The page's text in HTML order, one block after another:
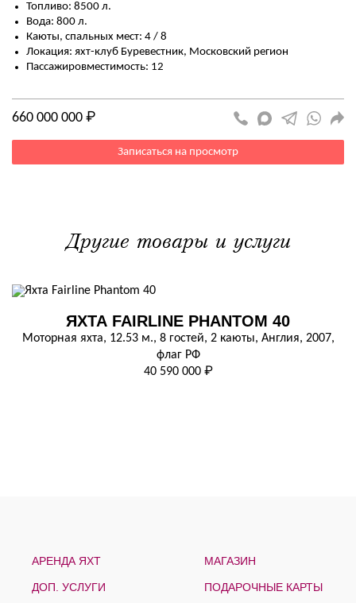
Топливо: 8500 л.
Вода: 800 л.
Каюты, спальных мест: 4 / 8
Локация: яхт-клуб Буревестник, Московский регион
Пассажировместимость: 12
660 000 000 ₽
Записаться на просмотр
Другие товары и услуги
ЯХТА FAIRLINE PHANTOM 40
Моторная яхта, 12.53 м., 8 гостей, 2 каюты, Англия, 2007,
флаг РФ
40 590 000 ₽
АРЕНДА ЯХТ
ДОП. УСЛУГИ
МАГАЗИН
ПОДАРОЧНЫЕ КАРТЫ